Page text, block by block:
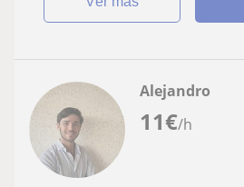
11€/h
Alejandro